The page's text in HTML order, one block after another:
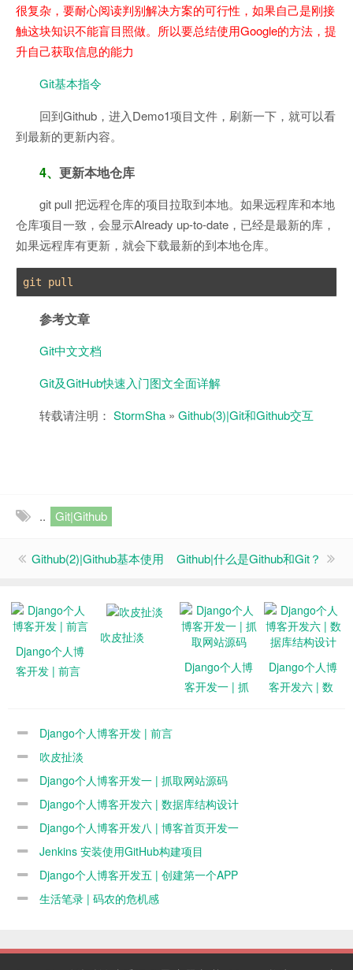
很复杂，要耐心阅读判别解决方案的可行性，如果自己是刚接
触这块知识不能盲目照做。所以要总结使用Google的方法，提
升自己获取信息的能力
Git基本指令
回到Github，进入Demo1项目文件，刷新一下，就可以看
到最新的更新内容。
4、 更新本地仓库
git pull 把远程仓库的项目拉取到本地。如果远程库和本地
仓库项目一致，会显示Already up-to-date，已经是最新的库，
如果远程库有更新，就会下载最新的到本地仓库。
参考文章
Git中文文档
Git及GitHub快速入门图文全面详解
转载请注明： StormSha » Github(3)|Git和Github交互
.. Git|Github
Github(2)|Github基本使用 Github|什么是Github和Git？
Django个人博
客开发 | 前言
吹皮扯淡
Django个人博
客开发一 | 抓
Django个人博
客开发六 | 数
Django个人博客开发 | 前言
吹皮扯淡
Django个人博客开发一 | 抓取网站源码
Django个人博客开发六 | 数据库结构设计
Django个人博客开发八 | 博客首页开发一
Jenkins 安装使用GitHub构建项目
Django个人博客开发五 | 创建第一个APP
生活笔录 | 码农的危机感